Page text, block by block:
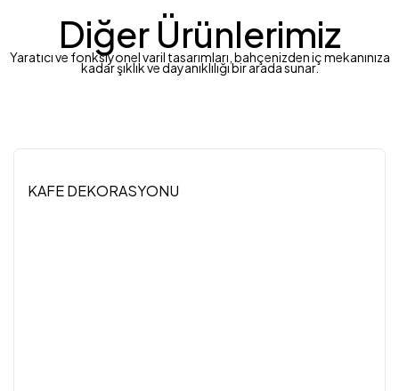
Diğer Ürünlerimiz
Yaratıcı ve fonksiyonel varil tasarımları, bahçenizden iç mekanınıza
kadar şıklık ve dayanıklılığı bir arada sunar.
KAFE DEKORASYONU